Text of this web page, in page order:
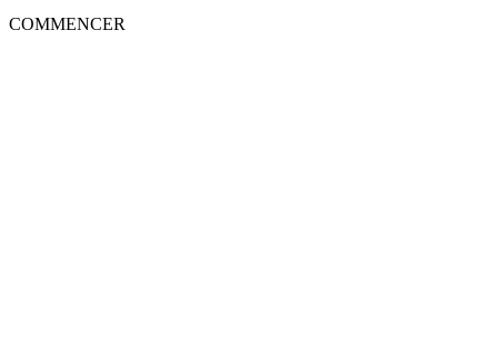
COMMENCER